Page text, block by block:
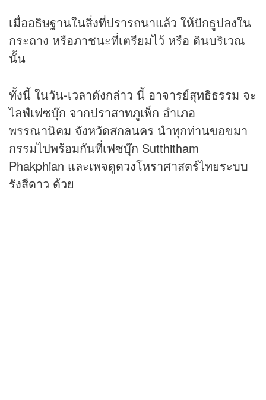
เมื่ออธิษฐานในสิ่งที่ปรารถนาแล้ว ให้ปักธูปลงใน
กระถาง หรือภาชนะที่เตรียมไว้ หรือ ดินบริเวณ
นั้น
ทั้งนี้ ในวัน-เวลาดังกล่าว นี้ อาจารย์สุทธิธรรม จะ
ไลฟ์เฟซบุ๊ก จากปราสาทภูเพ็ก อำเภอ
พรรณานิคม จังหวัดสกลนคร นำทุกท่านขอขมา
กรรมไปพร้อมกันที่เฟซบุ๊ก Sutthitham
Phakphian และเพจดูดวงโหราศาสตร์ไทยระบบ
รังสีดาว ด้วย